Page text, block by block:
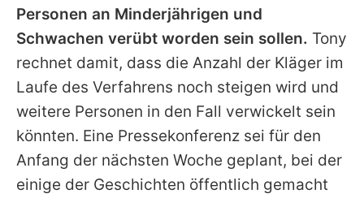
Personen an Minderjährigen und
Schwachen verübt worden sein sollen. Tony
rechnet damit, dass die Anzahl der Kläger im
Laufe des Verfahrens noch steigen wird und
weitere Personen in den Fall verwickelt sein
könnten. Eine Pressekonferenz sei für den
Anfang der nächsten Woche geplant, bei der
einige der Geschichten öffentlich gemacht